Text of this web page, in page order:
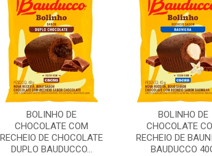
BOLINHO DE
CHOCOLATE COM
RECHEIO DE CHOCOLATE
DUPLO BAUDUCCO...
BOLINHO DE
CHOCOLATE
RECHEIO DE
BAUDUCCO